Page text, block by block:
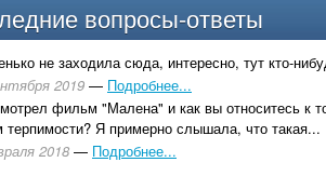
вопросы-ответы
не заходила сюда, интересно, тут кто-
2019 — Подробнее...
фильм "Малена" и как вы относитесь к
терпимости? Я примерно слышала, что такая...
2018 — Подробнее...